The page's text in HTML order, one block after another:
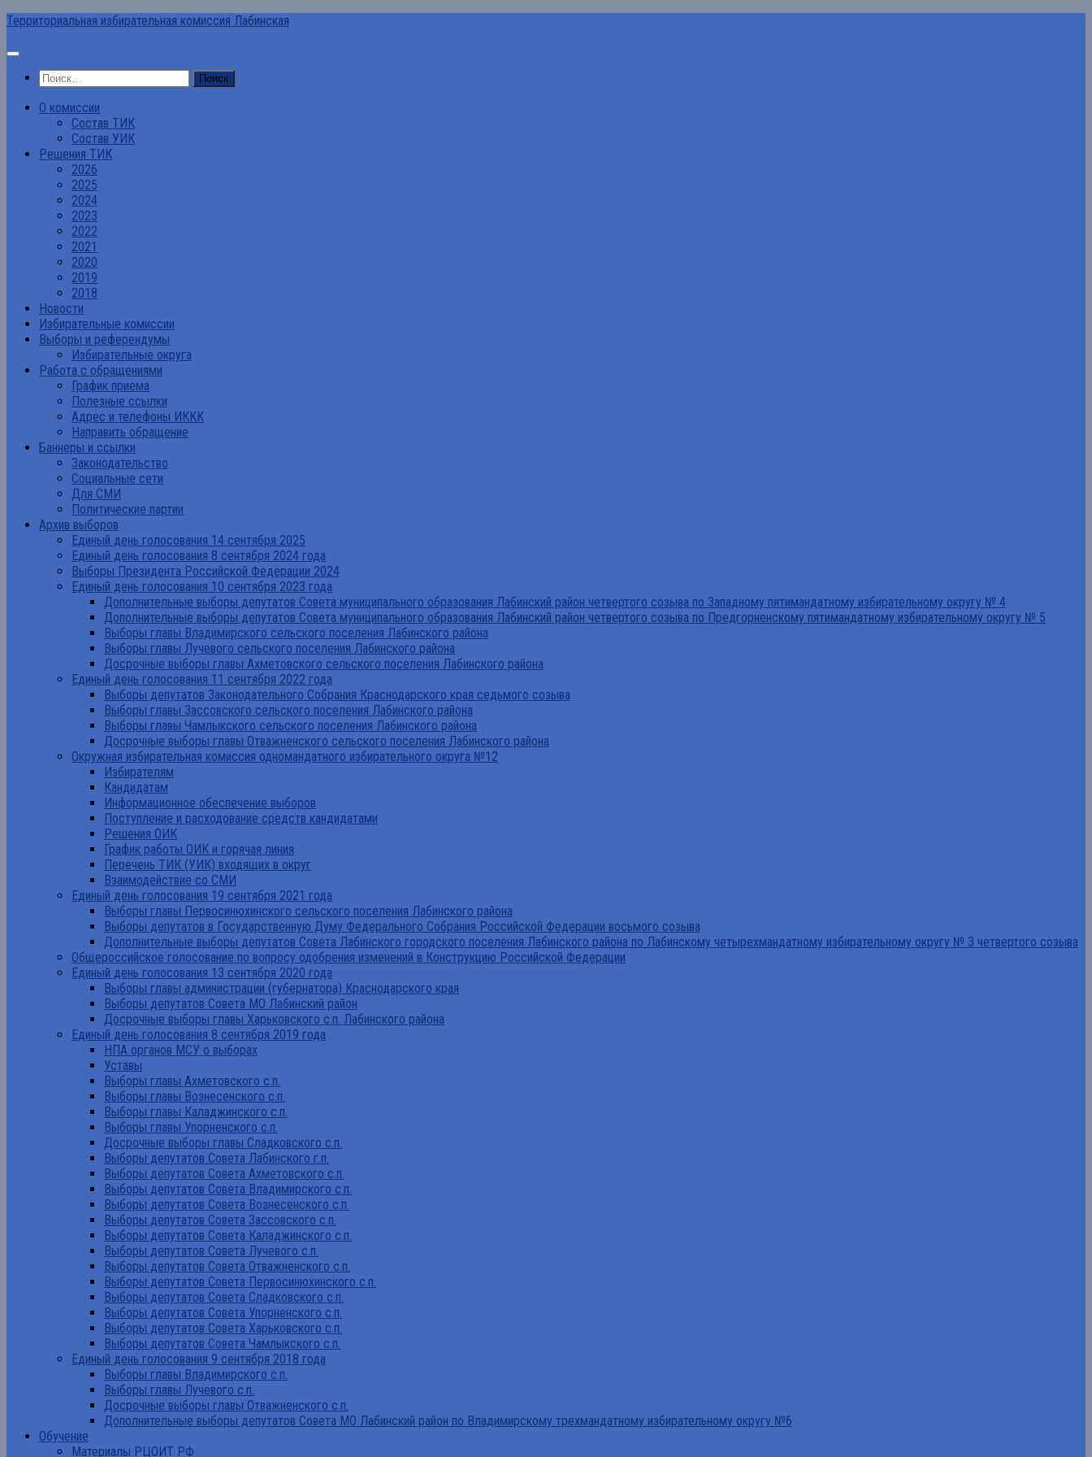
Перейти
содержимому
Территориальная избирательная комиссия Лабинская
Найти:
О комиссии
Состав ТИК
Состав УИК
Решения ТИК
2026
2025
2024
2023
2022
2021
2020
2019
2018
Новости
Избирательные комиссии
Выборы и референдумы
Избирательные округа
Работа с обращениями
График приема
Полезные ссылки
Адрес и телефоны ИККК
Направить обращение
Баннеры и ссылки
Законодательство
Социальные сети
Для СМИ
Политические партии
Архив выборов
Единый день голосования 14 сентября 2025
Единый день голосования 8 сентября 2024 года
Выборы Президента Российской Федерации 2024
Единый день голосования 10 сентября 2023 года
Дополнительные выборы депутатов Совета муниципального образования Лабинский район четвертого созыва по Западному пятимандатному избирательному округу № 4
Дополнительные выборы депутатов Совета муниципального образования Лабинский район четвертого созыва по Предгорненскому пятимандатному избирательному округу № 5
Выборы главы Владимирского сельского поселения Лабинского района
Выборы главы Лучевого сельского поселения Лабинского района
Досрочные выборы главы Ахметовского сельского поселения Лабинского района
Единый день голосования 11 сентября 2022 года
Выборы депутатов Законодательного Собрания Краснодарского края седьмого созыва
Выборы главы Зассовского сельского поселения Лабинского района
Выборы главы Чамлыкского сельского поселения Лабинского района
Досрочные выборы главы Отважненского сельского поселения Лабинского района
Окружная избирательная комиссия одномандатного избирательного округа №12
Избирателям
Кандидатам
Информационное обеспечение выборов
Поступление и расходование средств кандидатами
Решения ОИК
График работы ОИК и горячая линия
Перечень ТИК (УИК) входящих в округ
Взаимодействие со СМИ
Единый день голосования 19 сентября 2021 года
Выборы главы Первосинюхинского сельского поселения Лабинского района
Выборы депутатов в Государственную Думу Федерального Собрания Российской Федерации восьмого созыва
Дополнительные выборы депутатов Совета Лабинского городского поселения Лабинского района по Лабинскому четырехмандатному избирательному округу № 3 четвертого созыва
Общероссийское голосование по вопросу одобрения изменений в Конструкцию Российской Федерации
Единый день голосования 13 сентября 2020 года
Выборы главы администрации (губернатора) Краснодарского края
Выборы депутатов Совета МО Лабинский район
Досрочные выборы главы Харьковского с.п. Лабинского района
Единый день голосования 8 сентября 2019 года
НПА органов МСУ о выборах
Уставы
Выборы главы Ахметовского с.п.
Выборы главы Вознесенского с.п.
Выборы главы Каладжинского с.п.
Выборы главы Упорненского с.п.
Досрочные выборы главы Сладковского с.п.
Выборы депутатов Совета Лабинского г.п.
Выборы депутатов Совета Ахметовского с.п.
Выборы депутатов Совета Владимирского с.п.
Выборы депутатов Совета Вознесенского с.п.
Выборы депутатов Совета Зассовского с.п.
Выборы депутатов Совета Каладжинского с.п.
Выборы депутатов Совета Лучевого с.п.
Выборы депутатов Совета Отважненского с.п.
Выборы депутатов Совета Первосинюхинского с.п.
Выборы депутатов Совета Сладковского с.п.
Выборы депутатов Совета Упорненского с.п.
Выборы депутатов Совета Харьковского с.п.
Выборы депутатов Совета Чамлыкского с.п.
Единый день голосования 9 сентября 2018 года
Выборы главы Владимирского с.п.
Выборы главы Лучевого с.п.
Досрочные выборы главы Отважненского с.п.
Дополнительные выборы депутатов Совета МО Лабинский район по Владимирскому трехмандатному избирательному округу №6
Обучение
Материалы РЦОИТ РФ